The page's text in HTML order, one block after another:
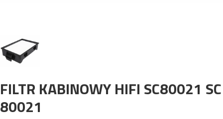
FILTR KABINOWY HIFI SC80021 SC
80021